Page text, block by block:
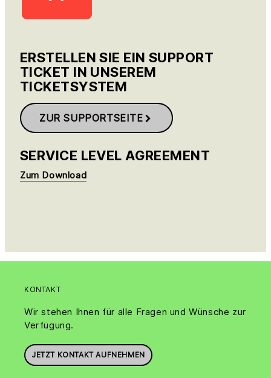
ERSTELLEN SIE EIN SUPPORT
TICKET IN UNSEREM
TICKETSYSTEM
ZUR SUPPORTSEITE
SERVICE LEVEL AGREEMENT
Zum Download
KONTAKT
Wir stehen Ihnen für alle Fragen und Wünsche zur
Verfügung.
JETZT KONTAKT AUFNEHMEN